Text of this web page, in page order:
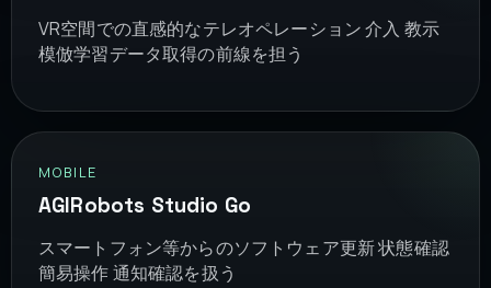
VR空間での直感的なテレオペレーション 介入 教示
模倣学習データ取得の前線を担う
MOBILE
AGIRobots Studio Go
スマートフォン等からのソフトウェア更新 状態確認
簡易操作 通知確認を扱う